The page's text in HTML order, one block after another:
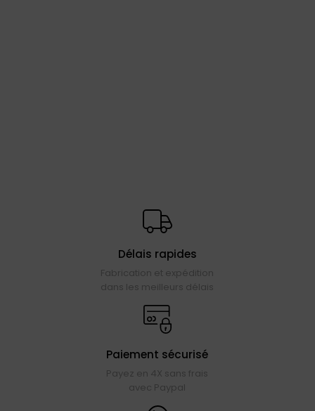
Délais rapides
Fabrication et expédition
dans les meilleurs délais
Paiement sécurisé
Payez en 4X sans frais
avec Paypal